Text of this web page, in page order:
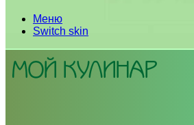
Меню
Switch skin